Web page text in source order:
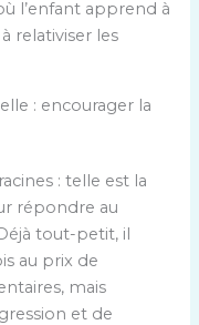
l’enfant apprend à
relativiser les
: encourager la
: telle est la
répondre au
tout-petit, il
au prix de
mais
et de